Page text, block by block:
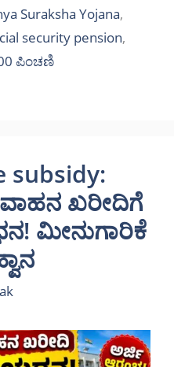
Suraksha Yojana,
security pension,
ಪಿಂಚಣಿ
subsidy:
ವಾಹನ ಖರೀದಿಗೆ
ಮೀನುಗಾರಿಕೆ